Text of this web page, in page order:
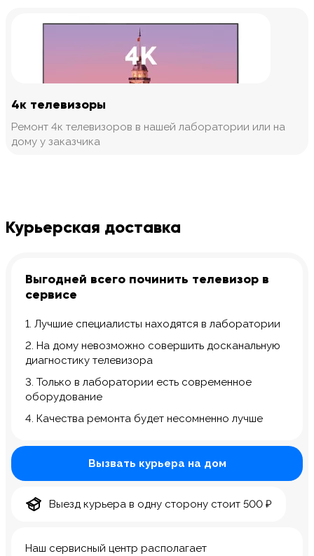
4к телевизоры
Ремонт 4к телевизоров в нашей лаборатории или на
дому у заказчика
Курьерская доставка
Выгодней всего починить телевизор в
сервисе
1. Лучшие специалисты находятся в лаборатории
2. На дому невозможно совершить досканальную
диагностику телевизора
3. Только в лаборатории есть современное
оборудование
4. Качества ремонта будет несомненно лучше
Наш сервисный центр располагает
Вызвать курьера на дом
Выезд курьера в одну сторону стоит 500 ₽